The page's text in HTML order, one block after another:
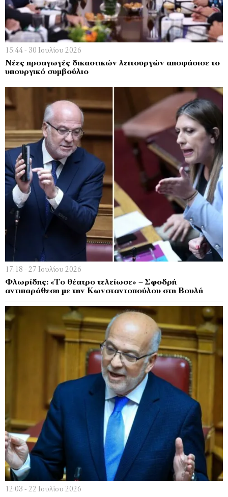
15:44 - 30 Ιουλίου 2026
Νέες προαγωγές δικαστικών λειτουργών αποφάσισε το
υπουργικό συμβούλιο
17:18 - 27 Ιουλίου 2026
Φλωρίδης: «Το θέατρο τελείωσε» – Σφοδρή
αντιπαράθεση με την Κωνσταντοπούλου στη Βουλή
12:03 - 22 Ιουλίου 2026